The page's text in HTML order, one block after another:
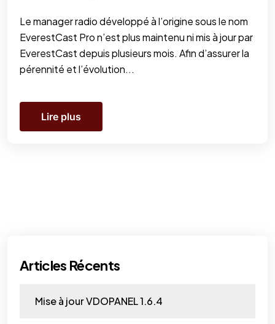
Le manager radio développé à l’origine sous le nom
EverestCast Pro n’est plus maintenu ni mis à jour par
EverestCast depuis plusieurs mois. Afin d’assurer la
pérennité et l’évolution...
Lire plus
Articles Récents
Mise à jour VDOPANEL 1.6.4